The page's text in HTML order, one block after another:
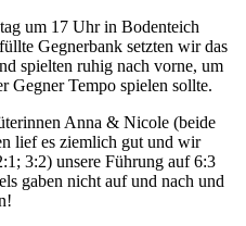
um 17 Uhr in Bodenteich
Gegnerbank setzten wir das
spielten ruhig nach vorne, um
Gegner Tempo spielen sollte.
Anna & Nicole (beide
lief es ziemlich gut und wir
3:2) unsere Führung auf 6:3
gaben nicht auf und nach und